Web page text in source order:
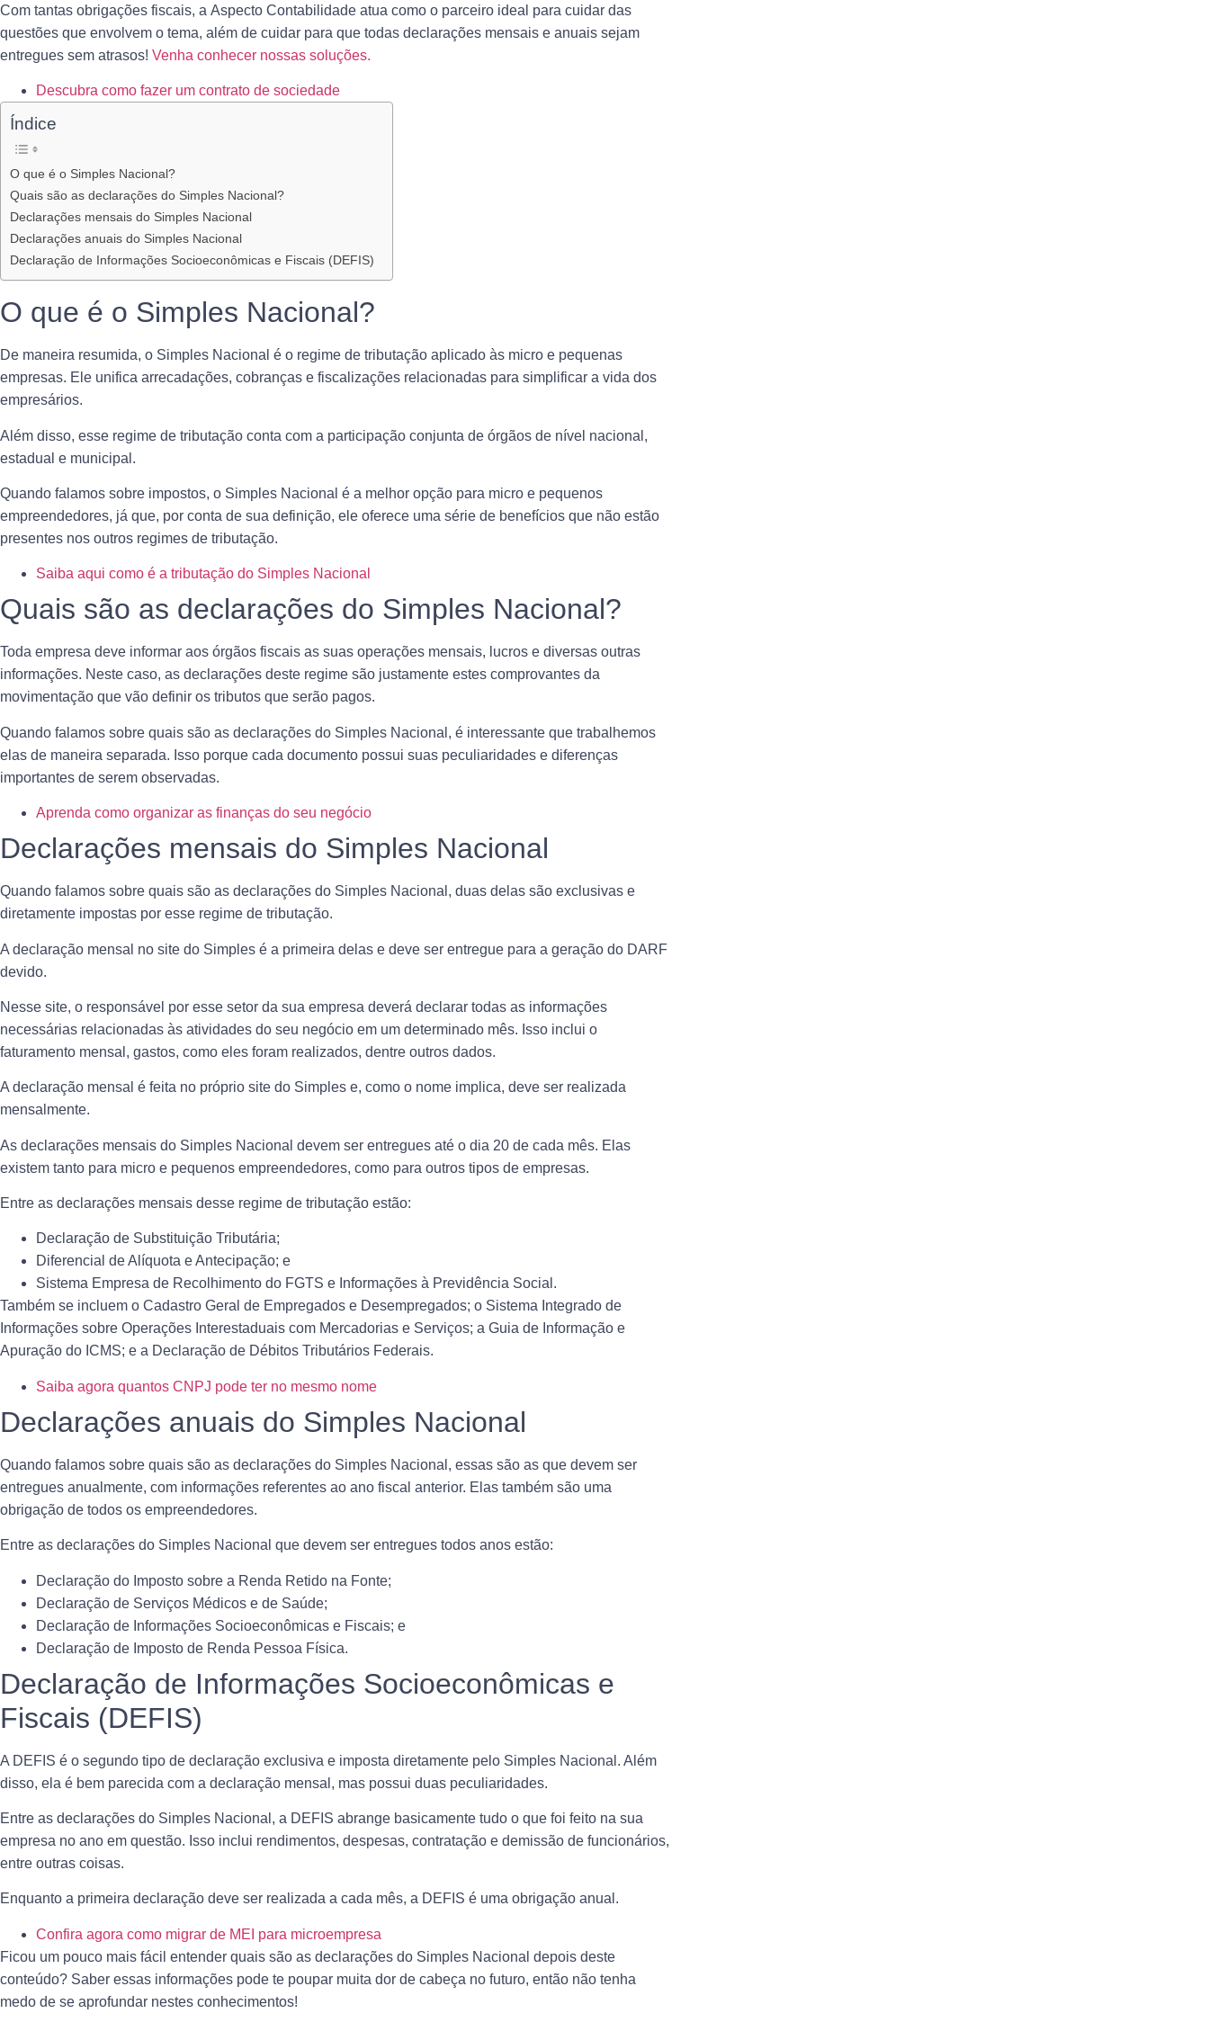
Com tantas obrigações fiscais, a Aspecto Contabilidade atua como o parceiro ideal para cuidar das
questões que envolvem o tema, além de cuidar para que todas declarações mensais e anuais sejam
entregues sem atrasos! Venha conhecer nossas soluções.
Descubra como fazer um contrato de sociedade
Índice
O que é o Simples Nacional?
Quais são as declarações do Simples Nacional?
Declarações mensais do Simples Nacional
Declarações anuais do Simples Nacional
Declaração de Informações Socioeconômicas e Fiscais (DEFIS)
O que é o Simples Nacional?
De maneira resumida, o Simples Nacional é o regime de tributação aplicado às micro e pequenas
empresas. Ele unifica arrecadações, cobranças e fiscalizações relacionadas para simplificar a vida dos
empresários.
Além disso, esse regime de tributação conta com a participação conjunta de órgãos de nível nacional ,
estadual e municipal.
Quando falamos sobre impostos, o Simples Nacional é a melhor opção para micro e pequenos
empreendedores, já que, por conta de sua definição, ele oferece uma série de benefícios que não estão
presentes nos outros regimes de tributação.
Saiba aqui como é a tributação do Simples Nacional
Quais são as declarações do Simples Nacional?
Toda empresa deve informar aos órgãos fiscais as suas operações mensais, lucros e diversas outras
informações. Neste caso, as declarações deste regime são justamente estes comprovantes da
movimentação que vão definir os tributos que serão pagos.
Quando falamos sobre quais são as declarações do Simples Nacional , é interessante que trabalhemos
elas de maneira separada. Isso porque cada documento possui suas peculiaridades e diferenças
importantes de serem observadas.
Aprenda como organizar as finanças do seu negócio
Declarações mensais do Simples Nacional
Quando falamos sobre quais são as declarações do Simples Nacional, duas delas são exclusivas e
diretamente impostas por esse regime de tributação.
A declaração mensal no site do Simples é a primeira delas e deve ser entregue para a geração do DARF
devido.
Nesse site, o responsável por esse setor da sua empresa deverá declarar todas as informações
necessárias relacionadas às atividades do seu negócio em um determinado mês. Isso inclui o
faturamento mensal, gastos, como eles foram realizados, dentre outros dados.
A declaração mensal é feita no próprio site do Simples e, como o nome implica, deve ser realizada
mensalmente.
As declarações mensais do Simples Nacional devem ser entregues até o dia 20 de cada mês. Elas
existem tanto para micro e pequenos empreendedores, como para outros tipos de empresas.
Entre as declarações mensais desse regime de tributação estão:
Declaração de Substituição Tributária;
Diferencial de Alíquota e Antecipação; e
Sistema Empresa de Recolhimento do FGTS e Informações à Previdência Social.
Também se incluem o Cadastro Geral de Empregados e Desempregados; o Sistema Integrado de
Informações sobre Operações Interestaduais com Mercadorias e Serviços; a Guia de Informação e
Apuração do ICMS; e a Declaração de Débitos Tributários Federais.
Saiba agora quantos CNPJ pode ter no mesmo nome
Declarações anuais do Simples Nacional
Quando falamos sobre quais são as declarações do Simples Nacional, essas são as que devem ser
entregues anualmente, com informações referentes ao ano fiscal anterior. Elas também são uma
obrigação de todos os empreendedores.
Entre as declarações do Simples Nacional que devem ser entregues todos anos estão:
Declaração do Imposto sobre a Renda Retido na Fonte;
Declaração de Serviços Médicos e de Saúde;
Declaração de Informações Socioeconômicas e Fiscais; e
Declaração de Imposto de Renda Pessoa Física.
Declaração de Informações Socioeconômicas e
Fiscais (DEFIS)
A DEFIS é o segundo tipo de declaração exclusiva e imposta diretamente pelo Simples Nacional. Além
disso, ela é bem parecida com a declaração mensal, mas possui duas peculiaridades.
Entre as declarações do Simples Nacional, a DEFIS abrange basicamente tudo o que foi feito na sua
empresa no ano em questão. Isso inclui rendimentos, despesas, contratação e demissão de funcionários,
entre outras coisas.
Enquanto a primeira declaração deve ser realizada a cada mês, a DEFIS é uma obrigação anual .
Confira agora como migrar de MEI para microempresa
Ficou um pouco mais fácil entender quais são as declarações do Simples Nacional depois deste
conteúdo? Saber essas informações pode te poupar muita dor de cabeça no futuro, então não tenha
medo de se aprofundar nestes conhecimentos!